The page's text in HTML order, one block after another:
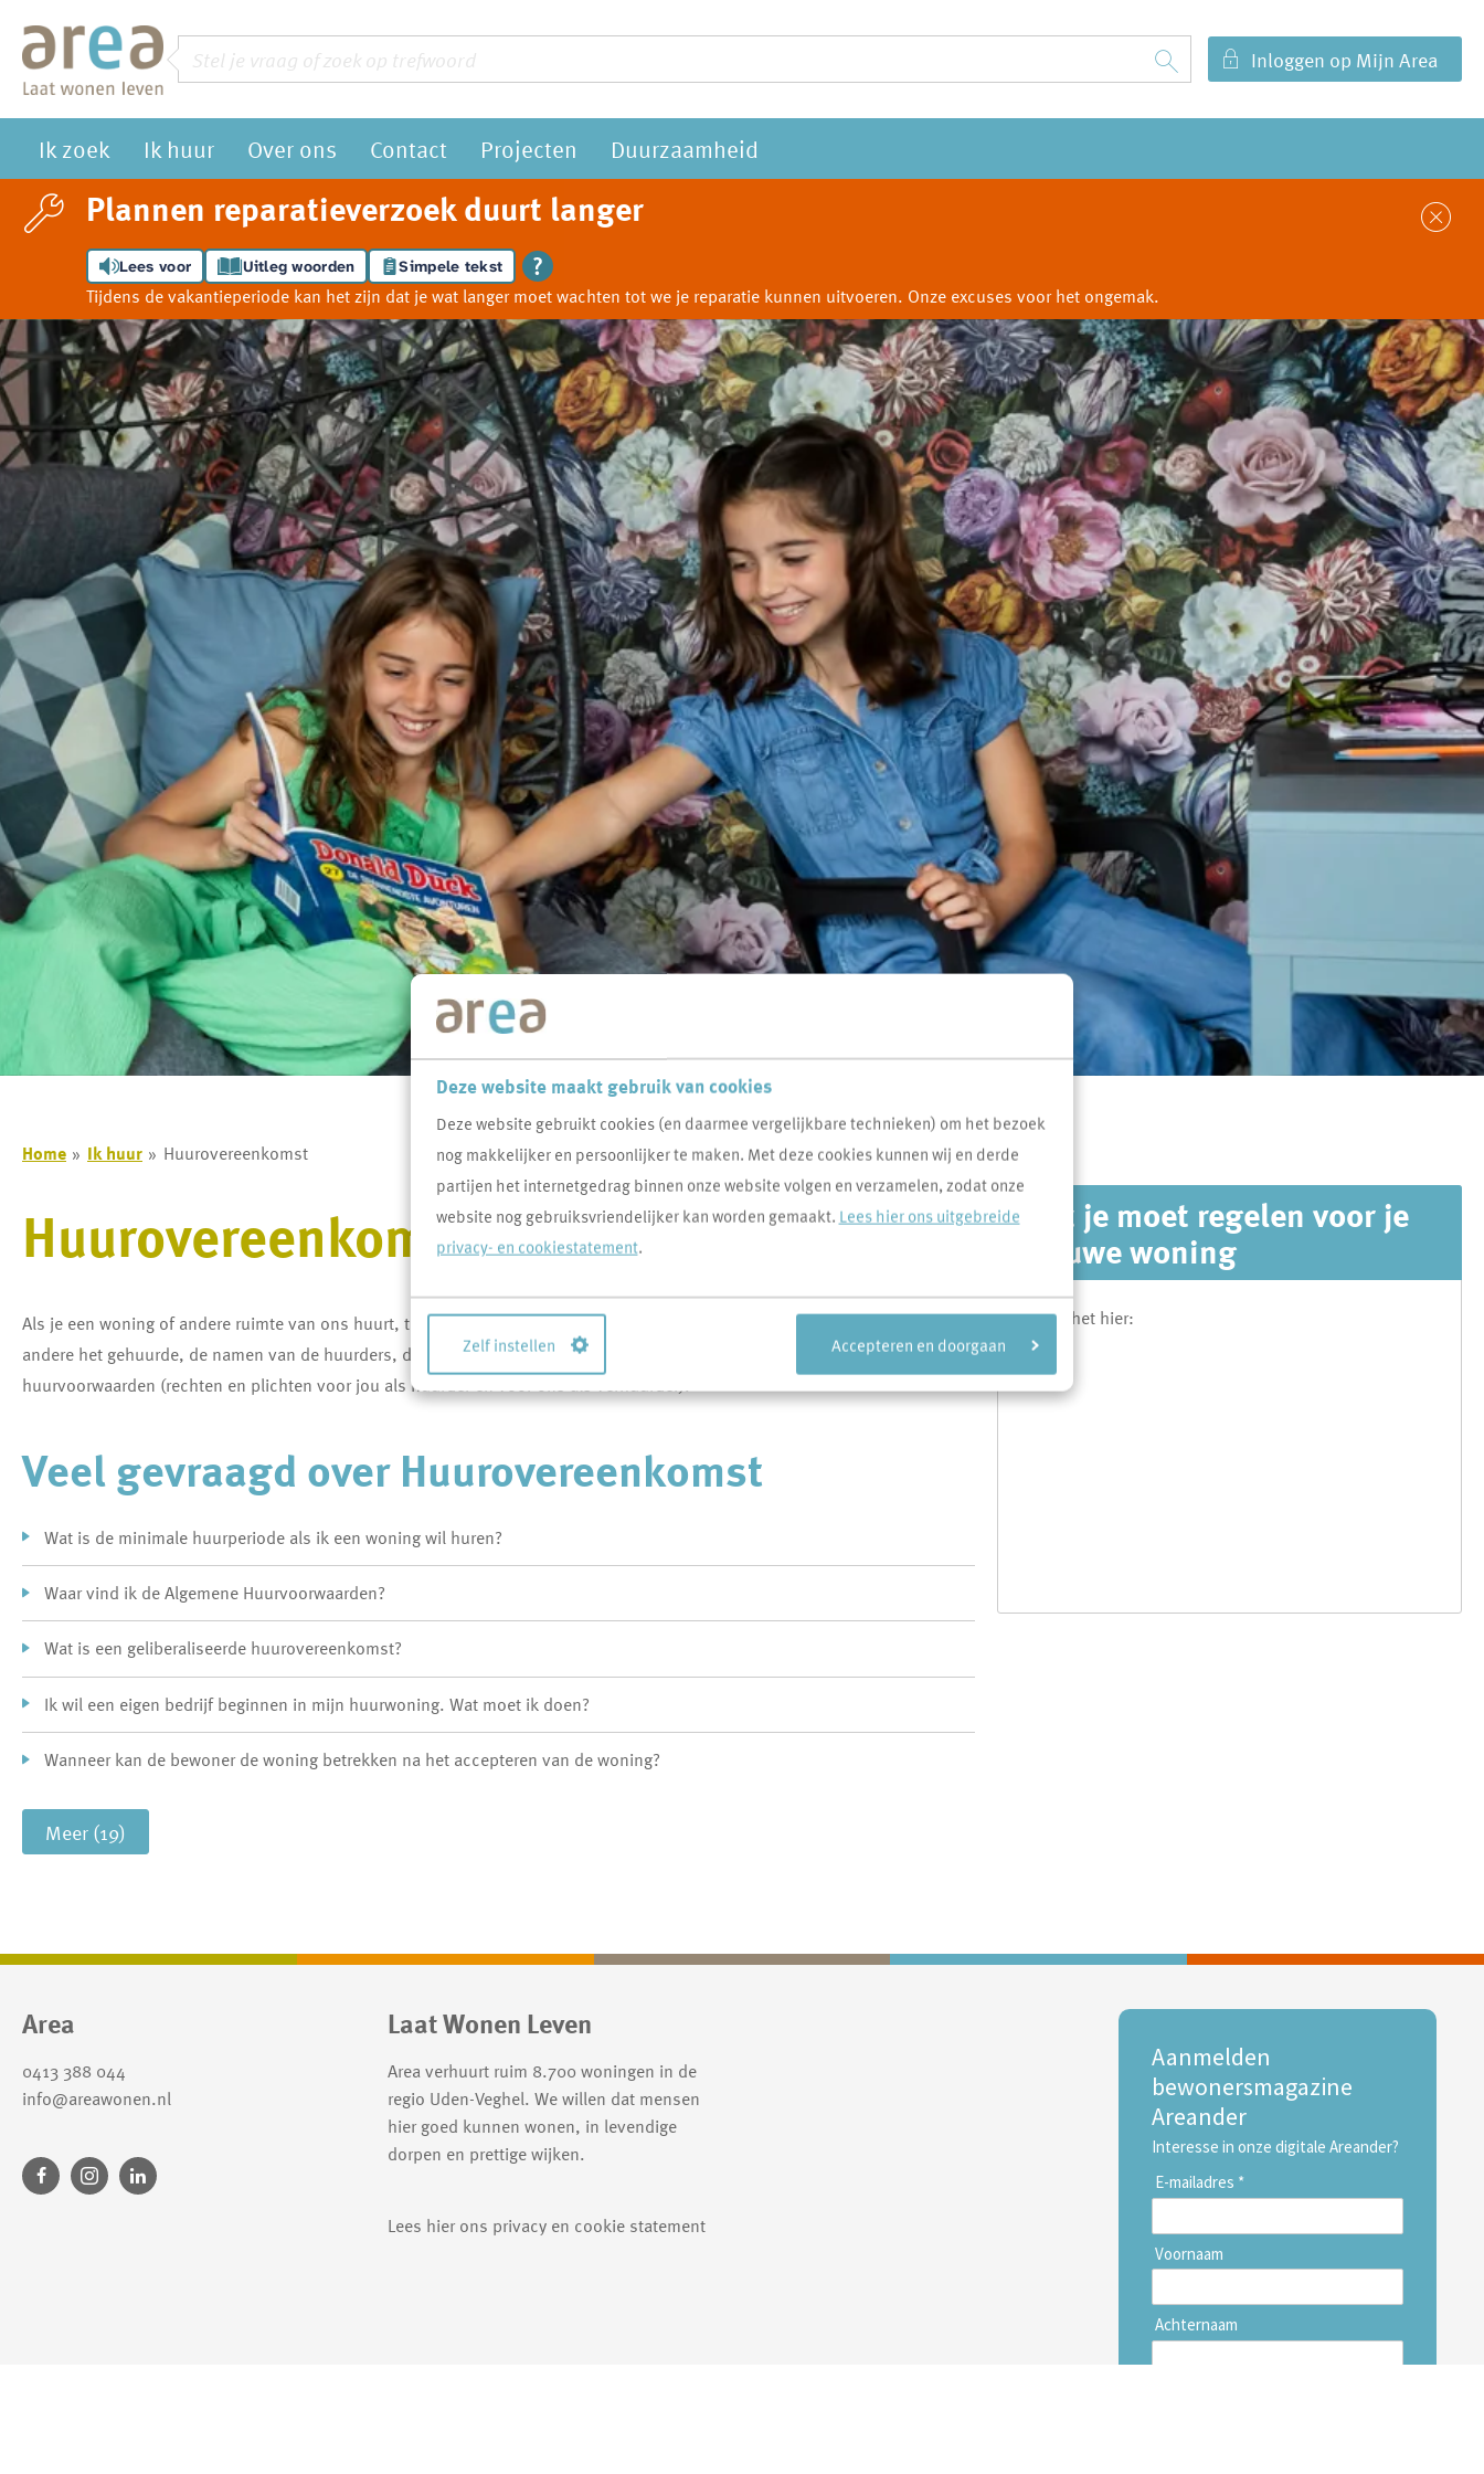
Deze website maakt gebruik van cookies
Deze website gebruikt cookies (en daarmee vergelijkbare technieken) om het bezoek
nog makkelijker en persoonlijker te maken. Met deze cookies kunnen wij en derde
partijen het internetgedrag binnen onze website volgen en verzamelen, zodat onze
website nog gebruiksvriendelijker kan worden gemaakt. Lees hier ons uitgebreide
privacy- en cookiestatement.
Zelf instellen Accepteren en doorgaan
Naar de homepage Zoeken
Vraag of trefwoord Inloggen op Mijn Area
Ik zoek Ik huur Over ons Contact Projecten Duurzaamheid
Plannen reparatieverzoek duurt langer
Lees voor Uitleg woorden Simpele tekst
Tijdens de vakantieperiode kan het zijn dat je wat langer moet wachten tot we je reparatie kunnen uitvoeren. Onze excuses voor het ongemak.
Home Ik huur Huurovereenkomst
Huurovereenkomst
Als je een woning of andere ruimte van ons huurt, teken je een huurovereenkomst. In de huurovereenkomst staan onder
andere het gehuurde, de namen van de huurders, de huurprijs, het moment van huurbetaling en de geldende
huurvoorwaarden (rechten en plichten voor jou als huurder en voor ons als verhuurder).
Veel gevraagd over Huurovereenkomst
Wat is de minimale huurperiode als ik een woning wil huren?
Waar vind ik de Algemene Huurvoorwaarden?
Wat is een geliberaliseerde huurovereenkomst?
Ik wil een eigen bedrijf beginnen in mijn huurwoning. Wat moet ik doen?
Wanneer kan de bewoner de woning betrekken na het accepteren van de woning?
Meer (19)
Wat je moet regelen voor je
nieuwe woning
Bekijk het hier:
Contactinformatie
Area
0413 388 044
info@areawonen.nl
Laat Wonen Leven
Area verhuurt ruim 8.700 woningen in de
regio Uden-Veghel. We willen dat mensen
hier goed kunnen wonen, in levendige
dorpen en prettige wijken.
Lees hier ons privacy en cookie statement
Aanmelden
bewonersmagazine
Areander
Interesse in onze digitale Areander?
E-mailadres *
Voornaam
Achternaam